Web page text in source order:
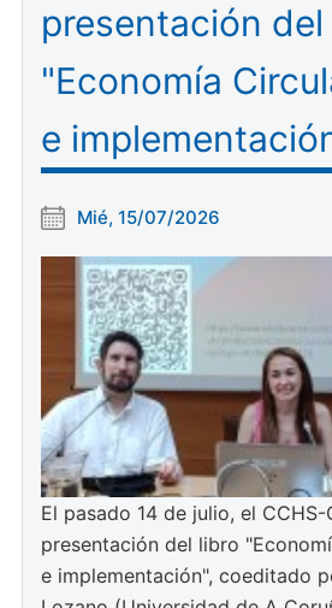
presentación
"Economía
e
Mié, 15/07/2026
El pasado 14 de julio, el
presentación del libro
e implementación", coeditado